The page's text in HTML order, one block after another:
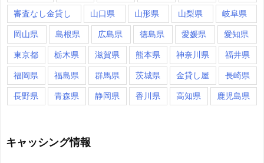
審査なし金貸し 山口県 山形県 山梨県 岐阜県
岡山県 島根県 広島県 徳島県 愛媛県 愛知県
東京都 栃木県 滋賀県 熊本県 神奈川県 福井県
福岡県 福島県 群馬県 茨城県 金貸し屋 長崎県
長野県 青森県 静岡県 香川県 高知県 鹿児島県
キャッシング情報